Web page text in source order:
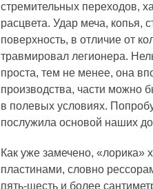
стремительных переходов,
расцвета. Удар меча, копья,
поверхность, в отличие от
травмировал легионера.
проста, тем не менее, она
производства, части можно
в полевых условиях.
послужила основой наших
Как уже замечено, «лорика»
пластинами, словно
пять-шесть и более